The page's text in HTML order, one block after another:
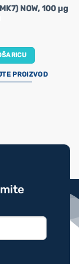
NOW, 100 µg
PROIZVOD